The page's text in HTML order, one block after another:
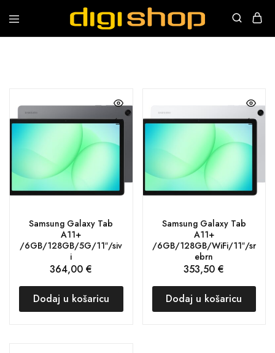
Digishop
Vaša
Samsung Galaxy Tab
A11+
/6GB/128GB/5G/11″/siv
i
364,00€
Dodaj u košaricu
Samsung Galaxy Tab
A11+
/6GB/128GB/WiFi/11″/sr
ebrn
353,50€
Dodaj u košaricu